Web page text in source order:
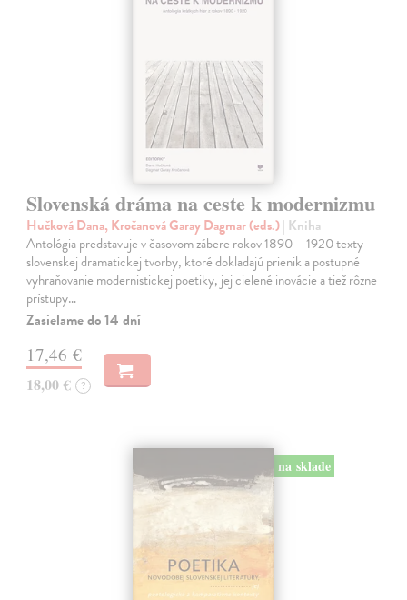
Slovenská dráma na ceste k modernizmu
Hučková Dana, Kročanová Garay Dagmar (eds.)| Kniha
Antológia predstavuje v časovom zábere rokov 1890 – 1920 texty
slovenskej dramatickej tvorby, ktoré dokladajú prienik a postupné
vyhraňovanie modernistickej poetiky, jej cielené inovácie a tiež rôzne
prístupy…
Zasielame do 14 dní
17,46 €
18,00 € ?
na sklade